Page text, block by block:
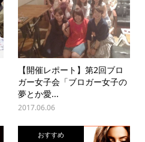
【開催レポート】第2回ブロ
ガー女子会「ブロガー女子の
夢とか愛...
2017.06.06
おすすめ